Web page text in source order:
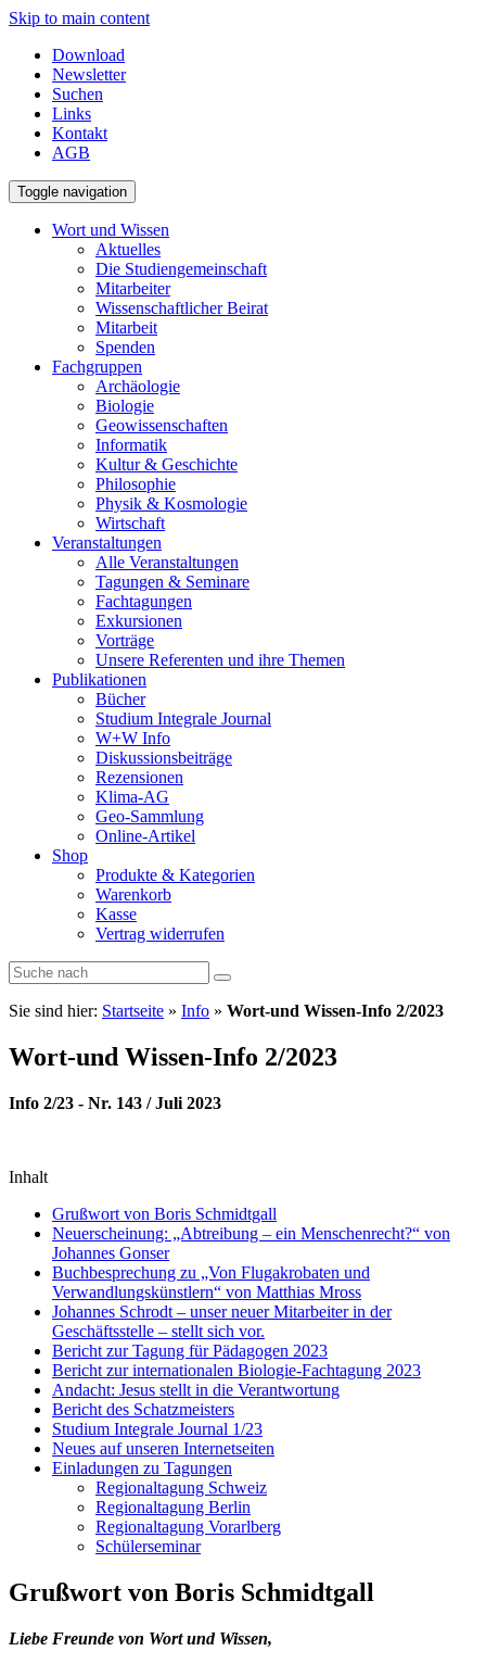
Skip to main content
Download
Newsletter
Suchen
Links
Kontakt
AGB
Toggle navigation
Wort und Wissen
Aktuelles
Die Studiengemeinschaft
Mitarbeiter
Wissenschaftlicher Beirat
Mitarbeit
Spenden
Fachgruppen
Archäologie
Biologie
Geowissenschaften
Informatik
Kultur & Geschichte
Philosophie
Physik & Kosmologie
Wirtschaft
Veranstaltungen
Alle Veranstaltungen
Tagungen & Seminare
Fachtagungen
Exkursionen
Vorträge
Unsere Referenten und ihre Themen
Publikationen
Bücher
Studium Integrale Journal
W+W Info
Diskussionsbeiträge
Rezensionen
Klima-AG
Geo-Sammlung
Online-Artikel
Shop
Produkte & Kategorien
Warenkorb
Kasse
Vertrag widerrufen
Sie sind hier: Startseite » Info » Wort-und Wissen-Info 2/2023
Wort-und Wissen-Info 2/2023
Info 2/23 - Nr. 143 / Juli 2023
Inhalt
Grußwort von Boris Schmidtgall
Neuerscheinung: „Abtreibung – ein Menschenrecht?“ von
Johannes Gonser
Buchbesprechung zu „Von Flugakrobaten und
Verwandlungskünstlern“ von Matthias Mross
Johannes Schrodt – unser neuer Mitarbeiter in der
Geschäftsstelle – stellt sich vor.
Bericht zur Tagung für Pädagogen 2023
Bericht zur internationalen Biologie-Fachtagung 2023
Andacht: Jesus stellt in die Verantwortung
Bericht des Schatzmeisters
Studium Integrale Journal 1/23
Neues auf unseren Internetseiten
Einladungen zu Tagungen
Regionaltagung Schweiz
Regionaltagung Berlin
Regionaltagung Vorarlberg
Schülerseminar
Grußwort von Boris Schmidtgall
Liebe Freunde von Wort und Wissen,